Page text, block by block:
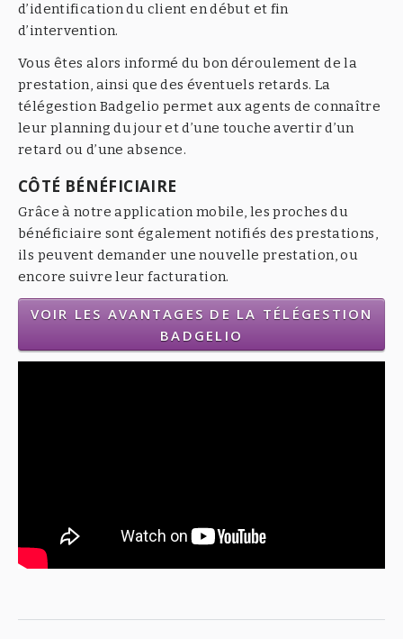
d’identification du client en début et fin
d’intervention.
Vous êtes alors informé du bon déroulement de la
prestation, ainsi que des éventuels retards. La
télégestion Badgelio permet aux agents de connaître
leur planning du jour et d’une touche avertir d’un
retard ou d’une absence.
CÔTÉ BÉNÉFICIAIRE
Grâce à notre application mobile, les proches du
bénéficiaire sont également notifiés des prestations,
ils peuvent demander une nouvelle prestation, ou
encore suivre leur facturation.
VOIR LES AVANTAGES DE LA TÉLÉGESTION
BADGELIO